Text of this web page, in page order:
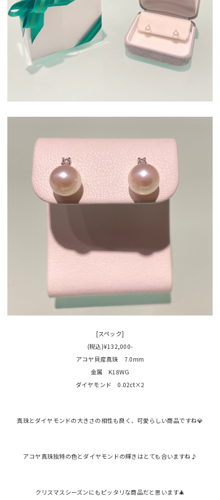
[スペック]
(税込)¥132,000-
アコヤ貝産真珠 7.0mm
金属 K18WG
ダイヤモンド 0.02ct×2
真珠とダイヤモンドの大きさの相性も良く、可愛らしい商品ですね💎
アコヤ真珠独特の色とダイヤモンドの輝きはとても合いますね♪
クリスマスシーズンにもピッタリな商品だと思います🎄